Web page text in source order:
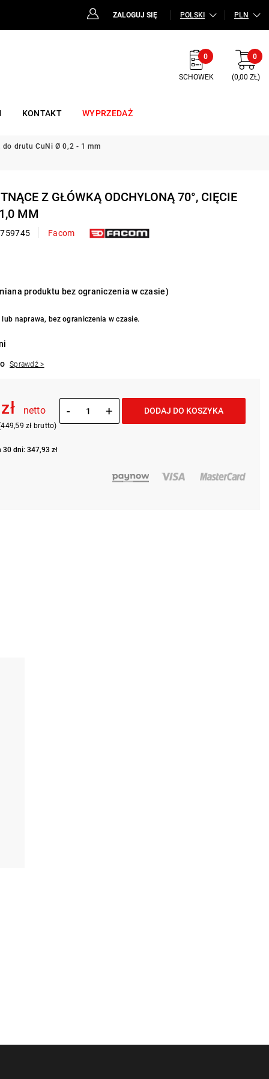
ZALOGUJ SIĘ POLSKI PLN
0
SCHOWEK
0
(0,00 ZŁ)
KONTAKT WYPRZEDAŻ
do drutu CuNi Ø 0,2 - 1 mm
Z GŁÓWKĄ ODCHYLONĄ 70°, CIĘCIE
MM
Facom
produktu bez ograniczenia w czasie)
naprawa, bez ograniczenia w czasie.
Sprawdź >
netto
zł brutto)
dni: 347,93 zł
- + DODAJ DO KOSZYKA